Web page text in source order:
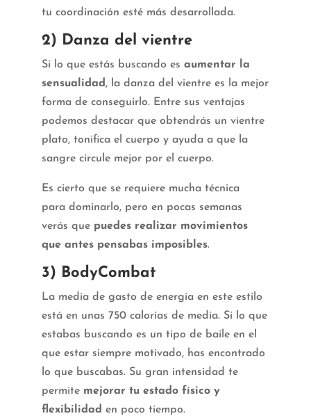
tu coordinación esté más desarrollada.
2) Danza del vientre
Si lo que estás buscando es aumentar la
sensualidad , la danza del vientre es la mejor
forma de conseguirlo. Entre sus ventajas
podemos destacar que obtendrás un vientre
plato, tonifica el cuerpo y ayuda a que la
sangre circule mejor por el cuerpo.
Es cierto que se requiere mucha técnica
para dominarlo, pero en pocas semanas
verás que puedes realizar movimientos
que antes pensabas imposibles.
3) BodyCombat
La media de gasto de energía en este estilo
está en unas 750 calorías de media. Si lo que
estabas buscando es un tipo de baile en el
que estar siempre motivado, has encontrado
lo que buscabas. Su gran intensidad te
permite mejorar tu estado físico y
flexibilidad en poco tiempo.